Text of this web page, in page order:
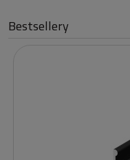
Bestsellery